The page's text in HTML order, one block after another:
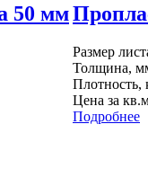
50 мм
Размер
Толщина,
Плотность,
Цена за
Подробнее